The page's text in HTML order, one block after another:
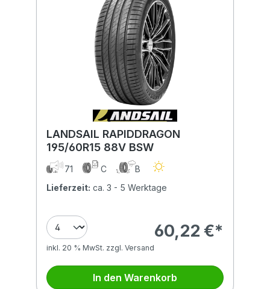
LANDSAIL RAPIDDRAGON
195/60R15 88V BSW
71 C
B
Lieferzeit: ca. 3 - 5 Werktage
60,22 €*
inkl. 20 % MwSt. zzgl. Versand
In den Warenkorb